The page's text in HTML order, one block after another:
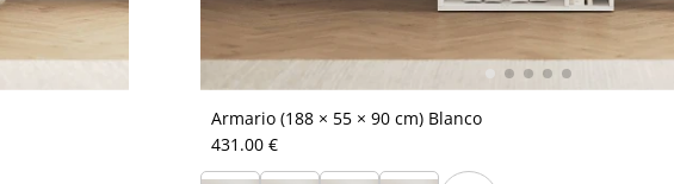
Armario (188 × 55 × 90 cm) Blanco
431.00 €